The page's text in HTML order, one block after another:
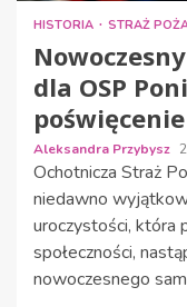
HISTORIA STRAŻ
dla OSP
poświęcenie
Aleksandra Przybysz
Ochotnicza Straż
niedawno
uroczystości, która
społeczności,
nowoczesnego